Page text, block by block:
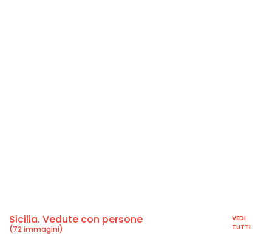
Sicilia. Vedute con persone
(72 immagini)
VEDI
TUTTI